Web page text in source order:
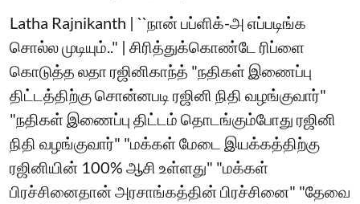
Latha Rajnikanth | ``நான் பப்ளிக்-அ எப்படிங்க
சொல்ல முடியும்.." | சிரித்துக்கொண்டே ரிப்ளை
கொடுத்த லதா ரஜினிகாந்த் "நதிகள் இணைப்பு
திட்டத்திற்கு சொன்னபடி ரஜினி நிதி வழங்குவார்"
"நதிகள் இணைப்பு திட்டம் தொடங்கும்போது ரஜினி
நிதி வழங்குவார்" "மக்கள் மேடை இயக்கத்திற்கு
ரஜினியின் 100% ஆசி உள்ளது" "மக்கள்
பிரச்சினைதான் அரசாங்கத்தின் பிரச்சினை" "தேவை